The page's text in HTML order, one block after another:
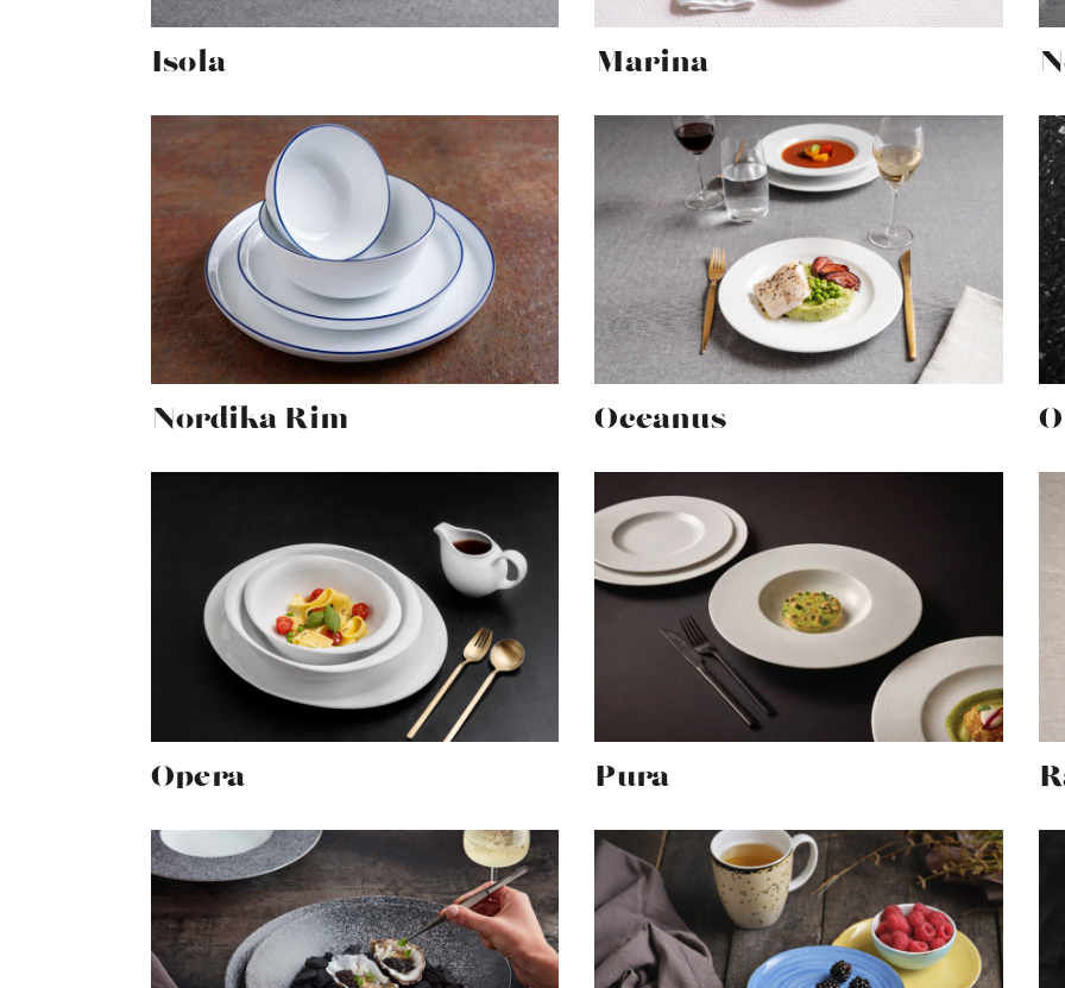
Isola Marina
Nordika Rim Oceanus
Opera Pura